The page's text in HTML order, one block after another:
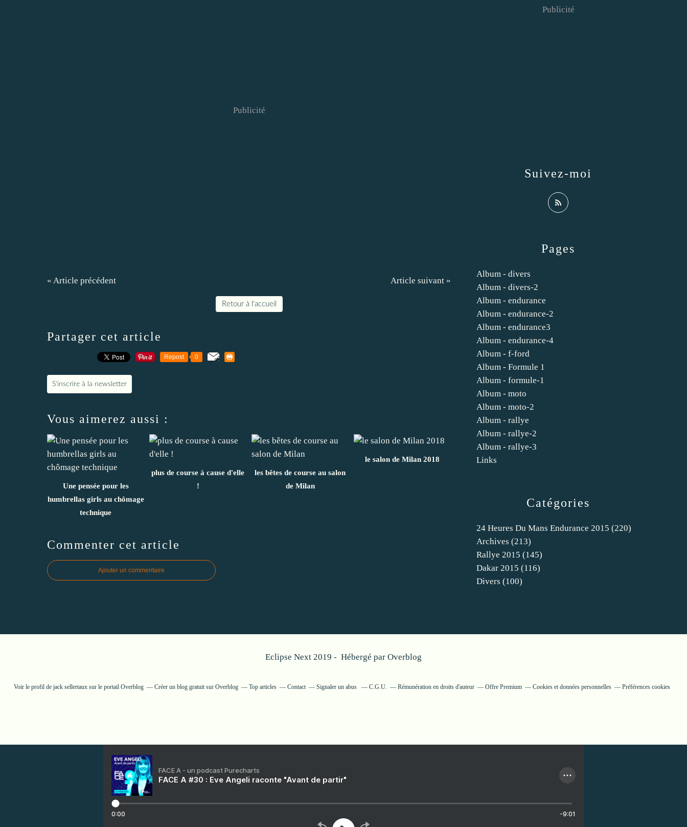
Publicité
« Article précédent Article suivant »
Retour à l'accueil
Partager cet article
Repost 0
S'inscrire à la newsletter
Vous aimerez aussi :
Une pensée pour les
humbrellas girls au chômage
technique
plus de course à cause d'elle
!
les bêtes de course au salon
de Milan
le salon de Milan 2018
Commenter cet article
Ajouter un commentaire
Catégories
24 Heures Du Mans Endurance 2015 (220)
Archives (213)
Rallye 2015 (145)
Dakar 2015 (116)
Divers (100)
Pages
Album - divers
Album - divers-2
Album - endurance
Album - endurance-2
Album - endurance3
Album - endurance-4
Album - f-ford
Album - Formule 1
Album - formule-1
Album - moto
Album - moto-2
Album - rallye
Album - rallye-2
Album - rallye-3
Links
Suivez-moi
Publicité
Eclipse Next 2019 - Hébergé par Overblog
Voir le profil de jack sellertaux sur le portail Overblog Créer un blog gratuit sur Overblog Top articles Contact Signaler un abus C.G.U. Rémunération en droits d'auteur Offre Premium Cookies et données personnelles Préférences cookies
FACE A - un podcast Purecharts
FACE A #30 : Eve Angeli raconte "Avant de partir"
0:00 -9:01